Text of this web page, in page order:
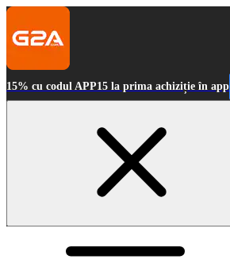
15% cu codul APP15 la prima achiziție în app